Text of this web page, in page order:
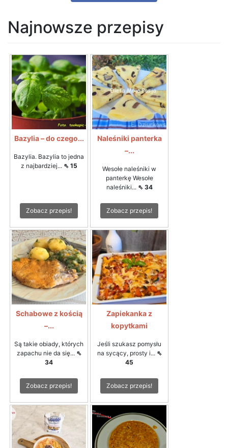
Najnowsze przepisy
Bazylia – do czego...
Bazylia. Bazylia to jedna
z najbardziej... ⇖ 15
Zobacz przepis!
Naleśniki panterka
–...
Wesołe naleśniki w
panterkę Wesołe
naleśniki... ⇖ 34
Zobacz przepis!
Schabowe z kością
–...
Są takie obiady, których
zapachu nie da się... ⇖
34
Zobacz przepis!
Zapiekanka z
kopytkami
Jeśli szukasz pomysłu
na sycący, prosty i... ⇖
45
Zobacz przepis!